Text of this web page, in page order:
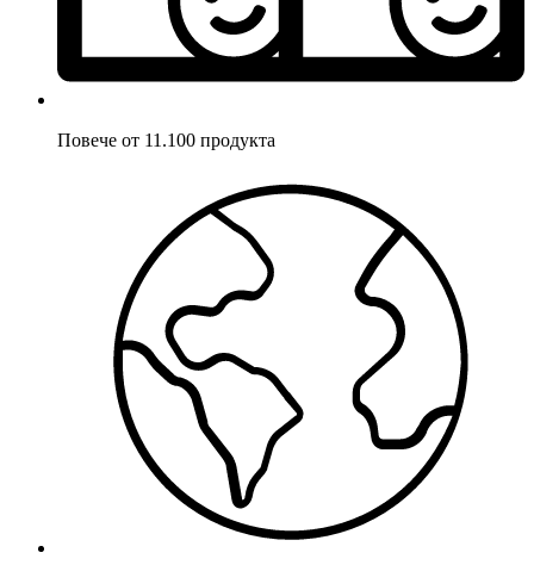
Повече от 11.100 продукта